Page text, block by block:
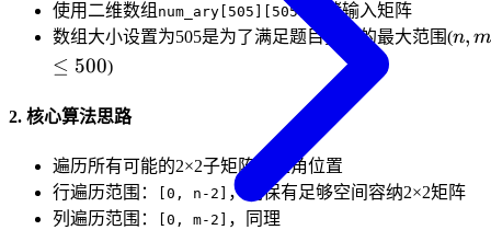
使用二维数组 num_ary[505][505]
存储输入矩阵
数组大小设置为505是为了满足题目要求的最大范围(n,m
n,
≤ 500)
2. 核心算法思路
遍历所有可能的2×2子矩阵左上角位置
行遍历范围：
[0, n-2]
，确保有足够空间容纳2×2矩阵
列遍历范围：
[0, m-2]
，同理